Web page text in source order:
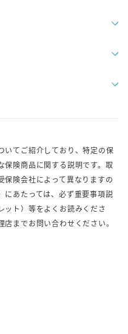
いてご紹介しており、特定の保
保険商品に関する説明です。取
保険会社によって異なりますの
にあたっては、必ず重要事項説
ット）等をよくお読みくださ
までお問い合わせください。